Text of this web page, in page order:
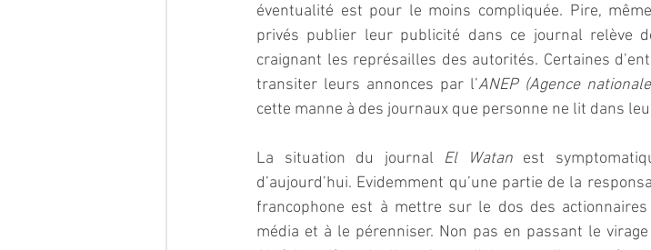
éventualité est pour le moins compliquée. Pire,
privés publier leur publicité dans ce journal relève
craignant les représailles des autorités. Certaines
transiter leurs annonces par l’ANEP (Agence
cette manne à des journaux que personne ne lit dans
La situation du journal El Watan est
d’aujourd’hui. Evidemment qu’une partie de la
francophone est à mettre sur le dos des
média et à le pérenniser. Non pas en passant le